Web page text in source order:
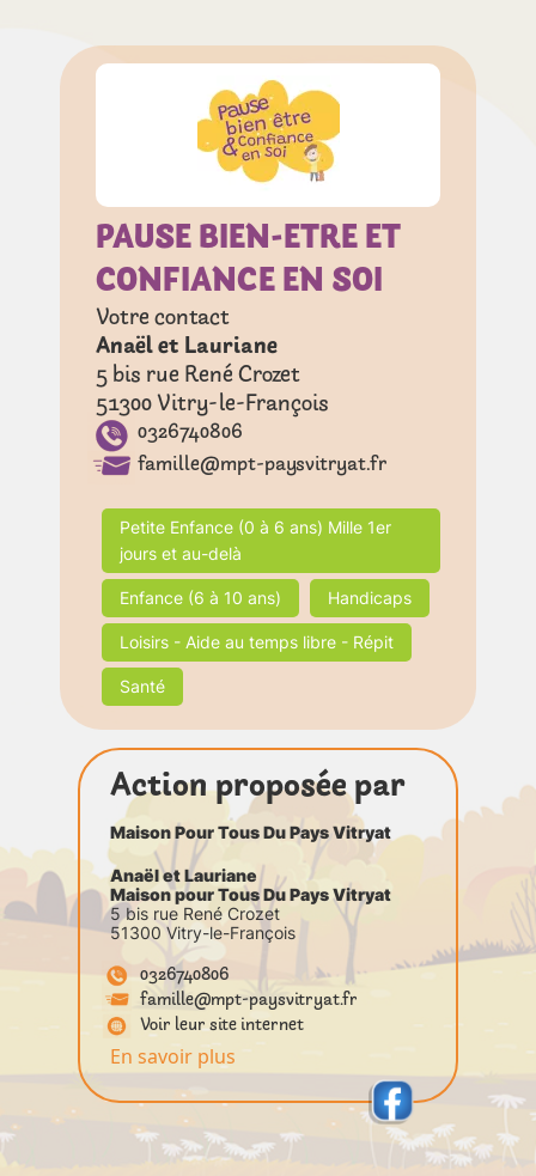
PAUSE BIEN-ETRE ET
CONFIANCE EN SOI
Votre contact
Anaël et Lauriane
5 bis rue René Crozet
51300Vitry-le-François
0326740806
famille@mpt-paysvitryat.fr
Petite Enfance (0 à 6 ans) Mille 1er
jours et au-delà
Enfance (6 à 10 ans) Handicaps
Loisirs - Aide au temps libre - Répit
Santé
Action proposée par
Maison Pour Tous Du Pays Vitryat
Anaël et Lauriane
Maison pour Tous Du Pays Vitryat
5 bis rue René Crozet
51300 Vitry-le-François
0326740806
famille@mpt-paysvitryat.fr
Voir leur site internet
En savoir plus